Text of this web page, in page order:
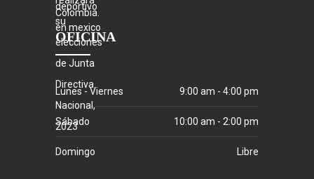
OFICINA
Lunes - Viernes 9:00 am - 4:00 pm
Sábado 10:00 am - 2:00 pm
Domingo Libre